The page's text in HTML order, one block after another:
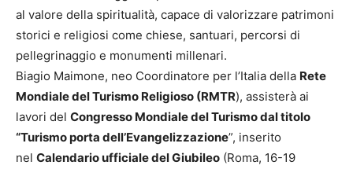
al valore della spiritualità, capace di valorizzare patrimoni
storici e religiosi come chiese, santuari, percorsi di
pellegrinaggio e monumenti millenari.
Biagio Maimone, neo Coordinatore per l’Italia della Rete
Mondiale del Turismo Religioso (RMTR), assisterà ai
lavori del Congresso Mondiale del Turismo dal titolo
“Turismo porta dell’Evangelizzazione”, inserito
nel Calendario ufficiale del Giubileo (Roma, 16-19